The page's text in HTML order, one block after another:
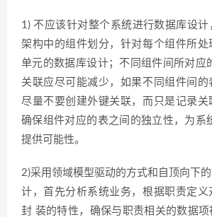
1) 不应该针对整个系统进行数据库设
架构中的组件划分，针对每个组件所处
单元的数据库设计；不同组件间所对应
关联应尽可能减少，如果不同组件间
尽量不要创建外键关联，而只是记录关
确保组件对应的表之间的独立性，为系
提供可能性。
2)采用领域模型驱动的方式和自顶向下
计，首先分析系统业务，根据职责定义
封 装的特性，确保与职责相关的数据